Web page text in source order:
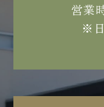
営業
※